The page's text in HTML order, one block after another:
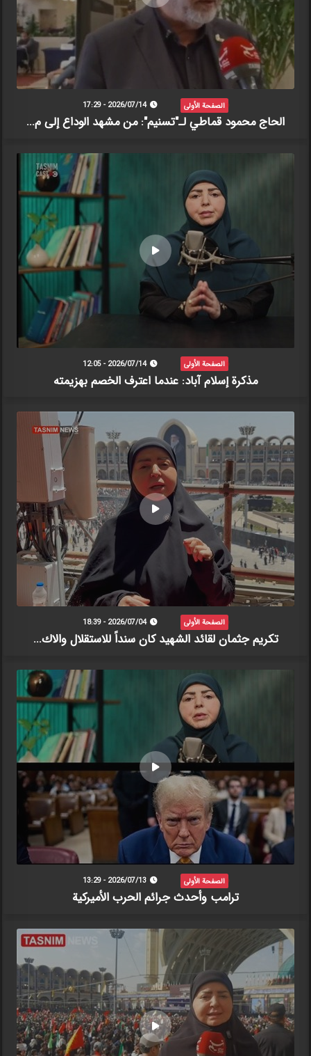
الصفحة الأولى 2026/07/14 - 17:29
الحاج محمود قماطي لـ"تسنيم": من مشهد الوداع إلى م...
الصفحة الأولى 2026/07/14 - 12:05
مذكرة إسلام آباد: عندما اعترف الخصم بهزيمته
الصفحة الأولى 2026/07/04 - 18:39
تكريم جثمان لقائد الشهيد كان سنداً للاستقلال والاك...
الصفحة الأولى 2026/07/13 - 13:29
ترامب وأحدث جرائم الحرب الأميركية